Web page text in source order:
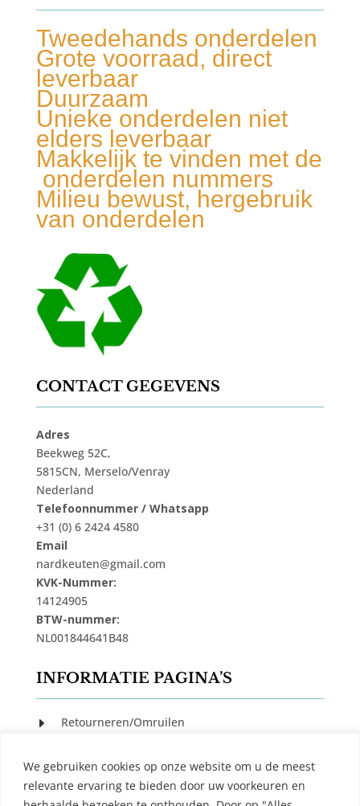
We gebruiken cookies op onze website om u de meest
relevante ervaring te bieden door uw voorkeuren en
Tweedehands onderdelen
Grote voorraad, direct
leverbaar
Duurzaam
Unieke onderdelen niet
elders leverbaar
Makkelijk te vinden met de
onderdelen nummers
Milieu bewust, hergebruik
van onderdelen
CONTACT GEGEVENS
Adres
Beekweg 52C,
5815CN, Merselo/Venray
Nederland
Telefoonnummer / Whatsapp
+31 (0) 6 2424 4580
Email
nardkeuten@gmail.com
KVK-Nummer:
14124905
BTW-nummer:
NL001844641B48
INFORMATIE PAGINA’S
E Retourneren/Omruilen
E Cookiebeleid
E Algemene Voorwaarden